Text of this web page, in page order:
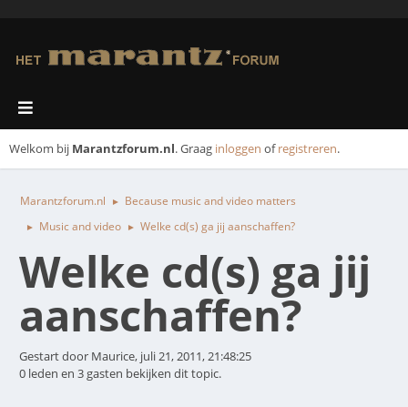
Welkom bij Marantzforum.nl. Graag inloggen ofregistreren.
Marantzforum.nl ► Because music and video matters
► Music and video ► Welke cd(s) ga jij aanschaffen?
Welke cd(s) ga jij
aanschaffen?
Gestart door Maurice, juli 21, 2011, 21:48:25
0 leden en 3 gasten bekijken dit topic.